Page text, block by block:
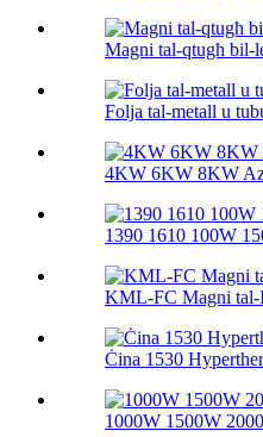
Magni tal-qtugħ bil-
Folja tal-metall u
4KW 6KW 8KW
1390 1610 100W
KML-FC Magni tal-
Ċina 1530
1000W 1500W